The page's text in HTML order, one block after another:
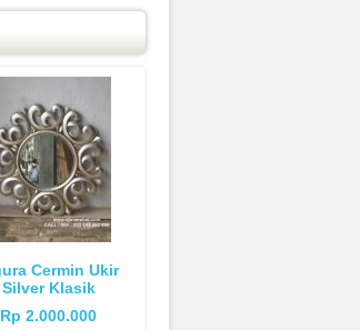
Cermin Ukir
Silver Klasik
Rp 2.000.000